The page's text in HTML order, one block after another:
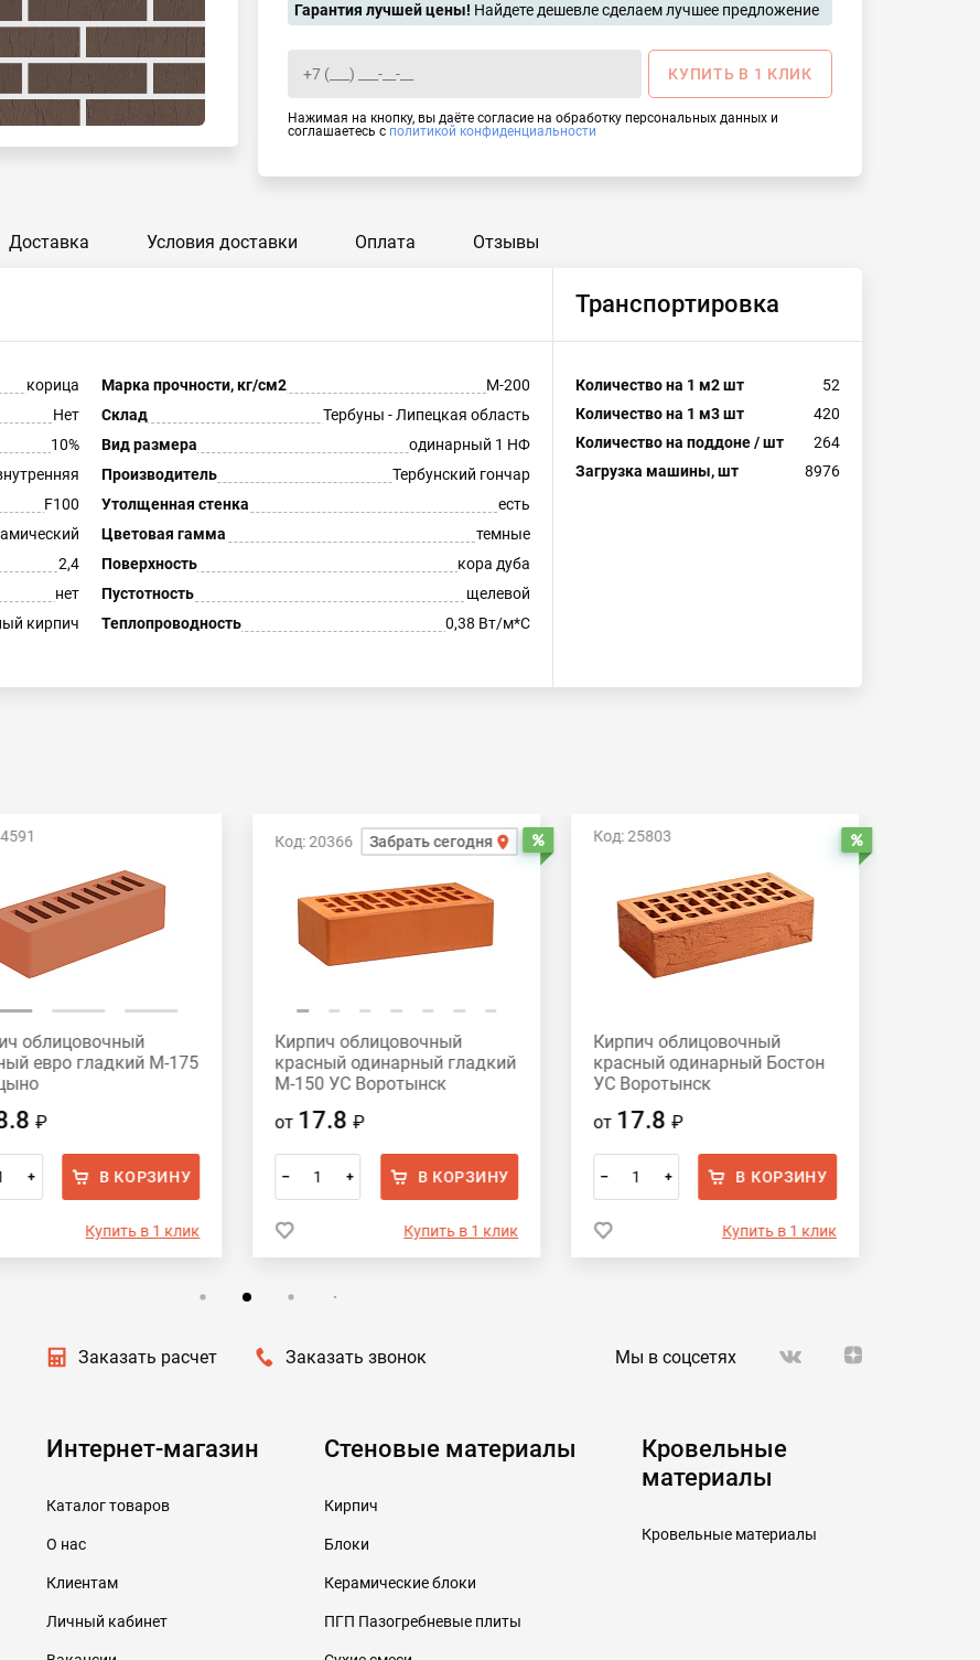
Гарантия лучшей цены! Найдете дешевле сделаем лучшее предложение
КУПИТЬ В 1 КЛИК
Нажимая на кнопку, вы даёте согласие на обработку персональных данных и
соглашаетесь с политикой конфиденциальности
Доставка Условия доставки Оплата Отзывы
корица Марка прочности, кг/см2
М-200
Нет Склад
Тербуны - Липецкая область
10% Вид размера
одинарный 1 НФ
Производитель
Тербунский гончар
F100 Утолщенная стенка
есть
Цветовая гамма
темные
2,4 Поверхность
кора дуба
нет Пустотность
щелевой
кирпич Теплопроводность 0,38 Вт/м*С
Транспортировка
Количество на 1 м2 шт
52
Количество на 1 м3 шт
420
Количество на поддоне / шт
264
Загрузка машины, шт
8976
облицовочный
евро гладкий М-175
₽
+ В КОРЗИНУ
Купить в 1 клик
Код: 20366 Забрать сегодня Распродажа
Кирпич облицовочный
красный одинарный гладкий
М-150 УС Воротынск
от 17.8₽
– + В КОРЗИНУ
Купить в 1 клик
Код: 25803
Кирпич облицовочный
красный одинарный Бостон
УС Воротынск
от 17.8₽
– + В КОРЗИНУ
Купить в 1 клик
Заказать расчет Заказать звонок Мы в соцсетях
Интернет-магазин
Каталог товаров
О нас
Клиентам
Личный кабинет
Стеновые материалы
Кирпич
Блоки
Керамические блоки
ПГП Пазогребневые плиты
Кровельные
материалы
Кровельные материалы